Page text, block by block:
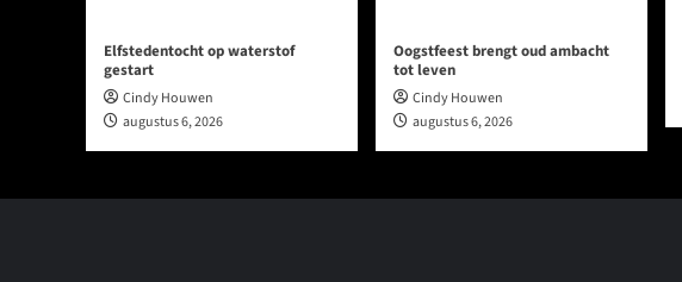
Elfstedentocht op waterstof
gestart
Cindy Houwen
augustus 6, 2026
Oogstfeest brengt oud ambacht
tot leven
Cindy Houwen
augustus 6, 2026